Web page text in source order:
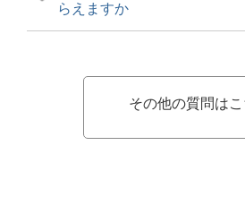
らえますか
その他の質問はこ